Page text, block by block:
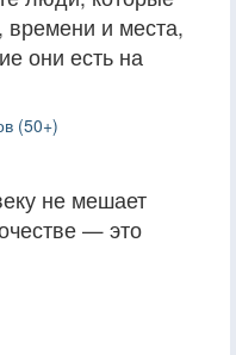
времени и места,
они есть на
(50+)
не мешает
— это